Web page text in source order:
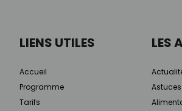
LIENS UTILES
Accueil
Programme
Tarifs
LES